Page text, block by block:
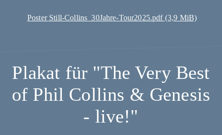
Poster Still-Collins_30Jahre-Tour2025.pdf (3,9 MiB)
Plakat für "The Very Best
of Phil Collins & Genesis
- live!"